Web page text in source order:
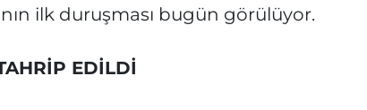
ilk duruşması bugün görülüyor.
EDİLDİ